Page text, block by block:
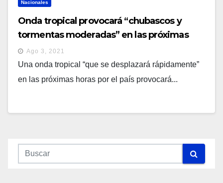
Nacionales
Onda tropical provocará “chubascos y
tormentas moderadas” en las próximas
horas
Ago 3, 2021
Una onda tropical “que se desplazará rápidamente”
en las próximas horas por el país provocará...